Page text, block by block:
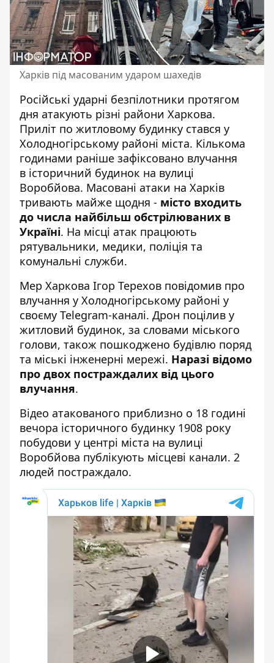
Харків під масованим ударом шахедів
Російські ударні безпілотники протягом
дня атакують різні райони Харкова.
Приліт по житловому будинку стався у
Холодногірському районі міста. Кількома
годинами раніше зафіксовано влучання
в історичний будинок на вулиці
Воробйова. Масовані атаки на Харків
тривають майже щодня - місто входить
до числа найбільш обстрілюваних в
Україні. На місці атак працюють
рятувальники, медики, поліція та
комунальні служби.
Мер Харкова Ігор Терехов повідомив про
влучання у Холодногірському районі у
своєму Telegram-каналі. Дрон поцілив у
житловий будинок, за словами міського
голови, також пошкоджено будівлю поряд
та міські інженерні мережі. Наразі відомо
про двох постраждалих від цього
влучання.
Відео атакованого приблизно о 18 годині
вечора історичного будинку 1908 року
побудови у центрі міста на вулиці
Воробйова публікують місцеві канали. 2
людей постраждало.